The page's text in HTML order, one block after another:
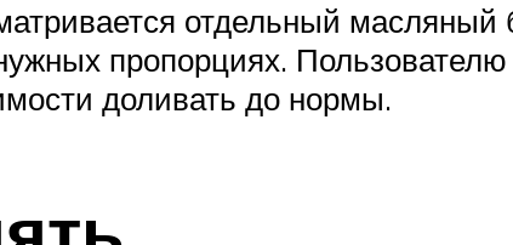
отдельный масляный
пропорциях.
доливать до нормы.